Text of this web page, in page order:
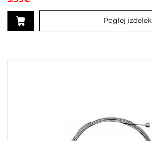
Poglej izdelek